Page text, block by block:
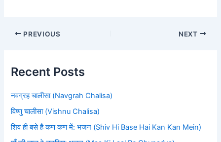
PREVIOUS NEXT
Recent Posts
नवग्रह चालीसा (Navgrah Chalisa)
विष्णु चालीसा (Vishnu Chalisa)
शिव ही बसे है कण कण में: भजन (Shiv Hi Base Hai Kan Kan Mein)